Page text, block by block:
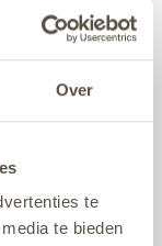
Over
te
te bieden
de protector.
Gebruik voor
schuurspons, dit